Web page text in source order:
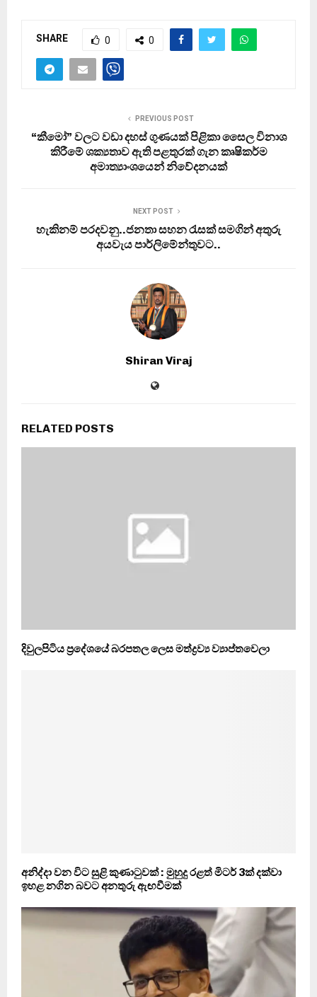
SHARE 0 0
PREVIOUS POST
“කීමෝ” වලට වඩා දහස් ගුණයක් පිළිකා සෛල විනාශ
කිරීමේ ශක්‍යතාව ඇති පළතුරක් ගැන කෘෂිකර්ම
අමාත්‍යාංශයෙන් නිවේදනයක්
NEXT POST
හැකිනම් පරදවනු..ජනතා සහන රැසක් සමගින් අතුරු
අයවැය පාර්ලිමේන්තුවට..
Shiran Viraj
RELATED POSTS
දිවුලපිටිය ප්‍රදේශයේ බරපතල ලෙස මත්ද්‍රව්‍ය ව්‍යාප්තවෙලා
අනිද්දා වන විට සුළි කුණාටුවක් : මුහුදු රළත් මිටර් 3ක් දක්වා
ඉහළ නගින බවට අනතුරු ඇඟවීමක්